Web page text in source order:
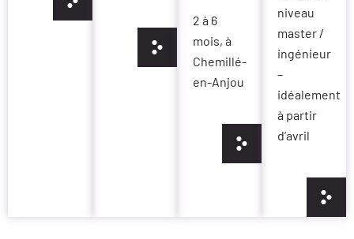
2 à 6
mois, à
Chemillé-
en-Anjou
niveau
master /
ingénieur
–
idéalement
à partir
d’avril